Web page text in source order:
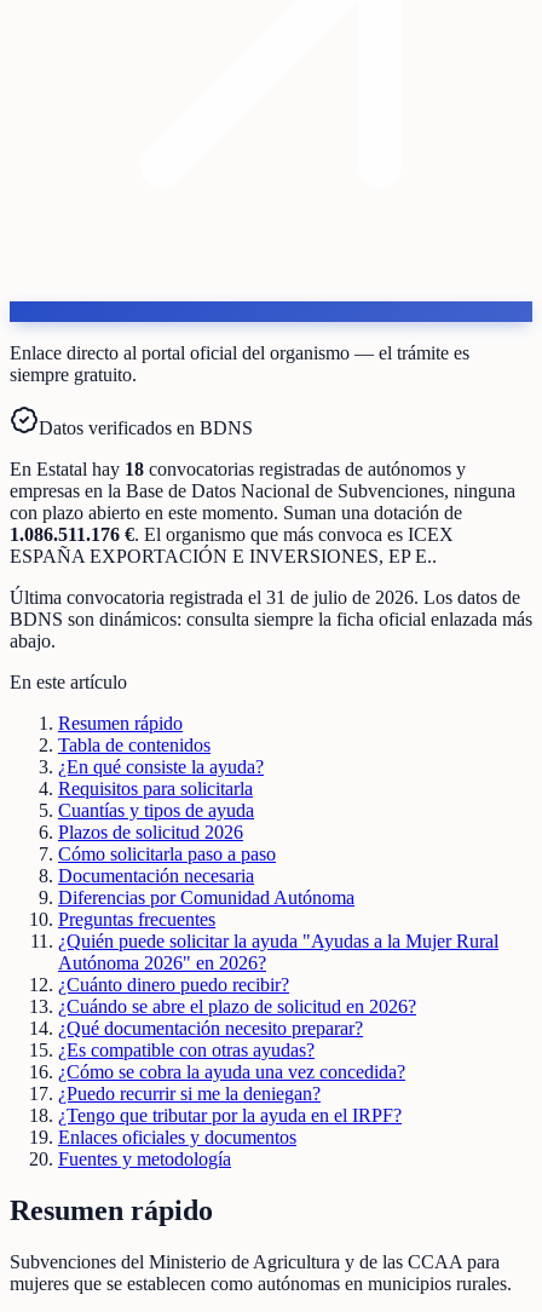
Enlace directo al portal oficial del organismo — el trámite es
siempre gratuito.
Datos verificados en BDNS
En Estatal hay 18 convocatorias registradas de autónomos y
empresas en la Base de Datos Nacional de Subvenciones, ninguna
con plazo abierto en este momento. Suman una dotación de
1.086.511.176 €. El organismo que más convoca es ICEX
ESPAÑA EXPORTACIÓN E INVERSIONES, EP E..
Última convocatoria registrada el 31 de julio de 2026. Los datos de
BDNS son dinámicos: consulta siempre la ficha oficial enlazada más
abajo.
En este artículo
Resumen rápido
Tabla de contenidos
¿En qué consiste la ayuda?
Requisitos para solicitarla
Cuantías y tipos de ayuda
Plazos de solicitud 2026
Cómo solicitarla paso a paso
Documentación necesaria
Diferencias por Comunidad Autónoma
Preguntas frecuentes
¿Quién puede solicitar la ayuda "Ayudas a la Mujer Rural
Autónoma 2026" en 2026?
¿Cuánto dinero puedo recibir?
¿Cuándo se abre el plazo de solicitud en 2026?
¿Qué documentación necesito preparar?
¿Es compatible con otras ayudas?
¿Cómo se cobra la ayuda una vez concedida?
¿Puedo recurrir si me la deniegan?
¿Tengo que tributar por la ayuda en el IRPF?
Enlaces oficiales y documentos
Fuentes y metodología
Resumen rápido
Subvenciones del Ministerio de Agricultura y de las CCAA para
mujeres que se establecen como autónomas en municipios rurales.